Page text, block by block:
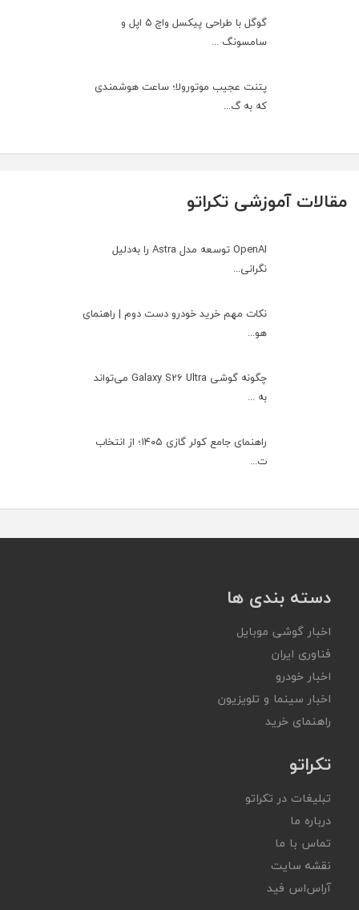
گوگل با طراحی پیکسل واچ ۵ اپل و
سامسونگ ...
پتنت عجیب موتورولا؛ ساعت هوشمندی
که به گ...
مقالات آموزشی تکراتو
OpenAI توسعه مدل Astra را به‌دلیل
نگرانی...
نکات مهم خرید خودرو دست دوم | راهنمای
هو...
چگونه گوشی Galaxy S26 Ultra می‌تواند
به ...
راهنمای جامع کولر گازی ۱۴۰۵؛ از انتخاب
ت...
دسته بندی ها
اخبار گوشی موبایل
فناوری ایران
اخبار خودرو
اخبار سینما و تلویزیون
راهنمای خرید
تکراتو
تبلیغات در تکراتو
درباره ما
تماس با ما
نقشه سایت
آر‌اس‌اس فید